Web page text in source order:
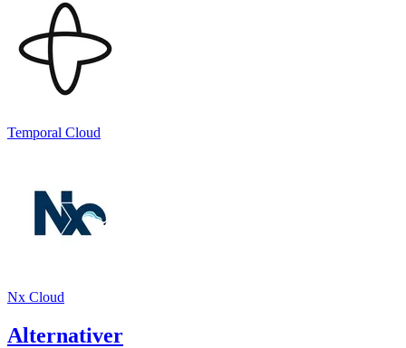
Temporal Cloud
Nx Cloud
Alternativer